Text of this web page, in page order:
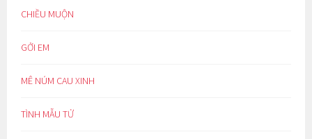
CHIỀU MUỘN
GỞI EM
MÊ NÚM CAU XINH
TÌNH MẪU TỬ